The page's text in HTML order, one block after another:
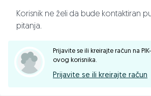
-Broj noževa: 60
-Obrtaji rotora: 174 o/min 194 o/min
Korisnik ne želi da bude kontaktiran
pitanja.
Prijavite se ili kreirajte račun na
ovog korisnika.
Prijavite se ili kreirajte račun